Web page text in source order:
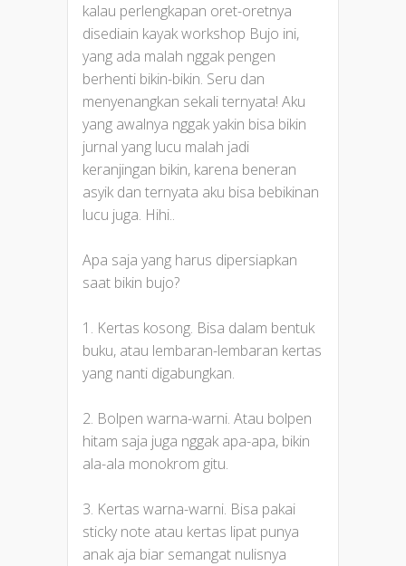
kalau perlengkapan oret-oretnya
disediain kayak workshop Bujo ini,
yang ada malah nggak pengen
berhenti bikin-bikin. Seru dan
menyenangkan sekali ternyata! Aku
yang awalnya nggak yakin bisa bikin
jurnal yang lucu malah jadi
keranjingan bikin, karena beneran
asyik dan ternyata aku bisa bebikinan
lucu juga. Hihi..
Apa saja yang harus dipersiapkan
saat bikin bujo?
1. Kertas kosong. Bisa dalam bentuk
buku, atau lembaran-lembaran kertas
yang nanti digabungkan.
2. Bolpen warna-warni. Atau bolpen
hitam saja juga nggak apa-apa, bikin
ala-ala monokrom gitu.
3. Kertas warna-warni. Bisa pakai
sticky note atau kertas lipat punya
anak aja biar semangat nulisnya